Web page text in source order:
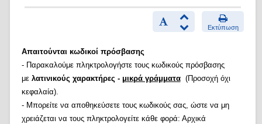
Εκτύπωση
Απαιτούνται κωδικοί πρόσβασης
- Παρακαλούμε πληκτρολογήστε τους κωδικούς πρόσβασης
με λατινικούς χαρακτήρες - μικρά γράμματα(Προσοχή όχι
κεφαλαία).
- Μπορείτε να αποθηκεύσετε τους κωδικούς σας, ώστε να μη
χρειάζεται να τους πληκτρολογείτε κάθε φορά: Αρχικά